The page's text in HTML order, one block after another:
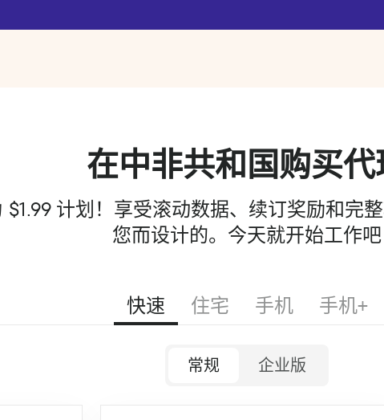
在中非共和国购买
$1.99 计划！享受滚动数据、续订奖励和完
您而设计的。今天就开始工作吧
快速 住宅 手机 手机+
常规 企业版